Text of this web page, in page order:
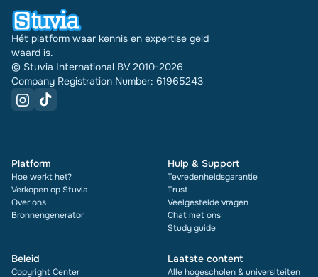
Hét platform waar kennis en expertise geld
waard is.
© Stuvia International BV 2010-2026
Company Registration Number: 61965243
Platform
Hoe werkt het?
Verkopen op Stuvia
Over ons
Bronnengenerator
Hulp & Support
Tevredenheidsgarantie
Trust
Veelgestelde vragen
Chat met ons
Study guide
Beleid
Copyright Center
Laatste content
Alle hogescholen & universiteiten